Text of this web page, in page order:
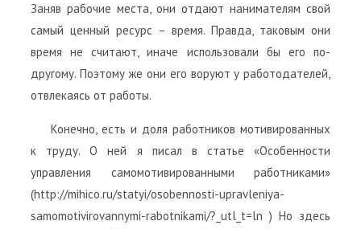
Заняв рабочие места, они отдают нанимателям свой
самый ценный ресурс – время. Правда, таковым они
время не считают, иначе использовали бы его по-
другому. Поэтому же они его воруют у работодателей,
отвлекаясь от работы.
Конечно, есть и доля работников мотивированных
к труду. О ней я писал в статье «Особенности
управления самомотивированными работниками»
(http://mihico.ru/statyi/osobennosti-upravleniya-
samomotivirovannymi-rabotnikami/?_utl_t=ln ) Но здесь